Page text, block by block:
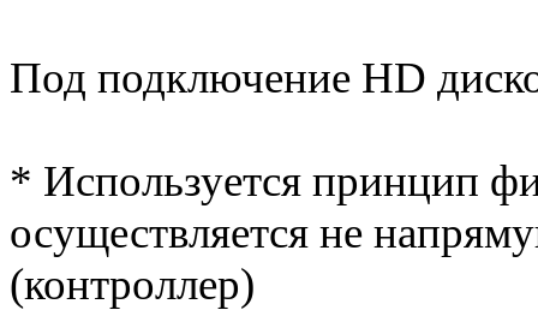
Под подключение HD
* Используется принцип
осуществляется не
(контроллер)